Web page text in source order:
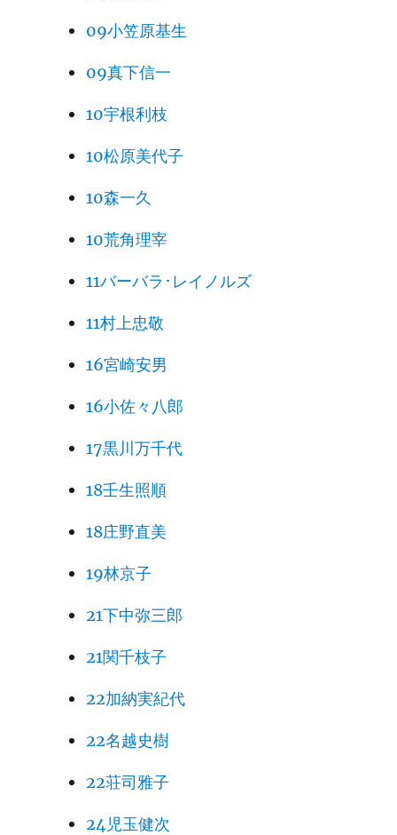
09小笠原基生
09真下信一
10宇根利枝
10松原美代子
10森一久
10荒角理宰
11バーバラ･レイノルズ
11村上忠敬
16宮崎安男
16小佐々八郎
17黒川万千代
18壬生照順
18庄野直美
19林京子
21下中弥三郎
21関千枝子
22加納実紀代
22名越史樹
22荘司雅子
24児玉健次